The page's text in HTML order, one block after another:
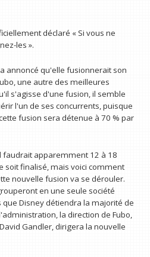
déclaré « Si vous ne
les ».
annoncé qu'elle fusionnerait son
une autre des meilleures
s'agisse d'une fusion, il semble
l'un de ses concurrents, puisque
fusion sera détenue à 70 % par
faudrait apparemment 12 à 18
soit finalisé, mais voici comment
nouvelle fusion va se dérouler.
en une seule société
que Disney détiendra la majorité de
la direction de Fubo,
Gandler, dirigera la nouvelle